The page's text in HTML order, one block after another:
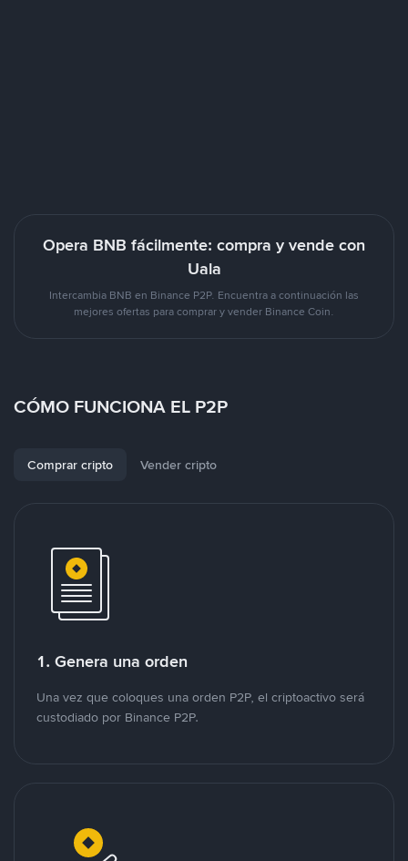
Opera BNB fácilmente: compra y vende con
Uala
Intercambia BNB en Binance P2P. Encuentra a continuación las
mejores ofertas para comprar y vender Binance Coin.
CÓMO FUNCIONA EL P2P
Comprar cripto Vender cripto
1. Genera una orden
Una vez que coloques una orden P2P, el criptoactivo será
custodiado por Binance P2P.